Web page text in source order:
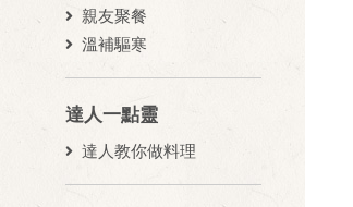
親友聚餐
溫補驅寒
達人一點靈
達人教你做料理